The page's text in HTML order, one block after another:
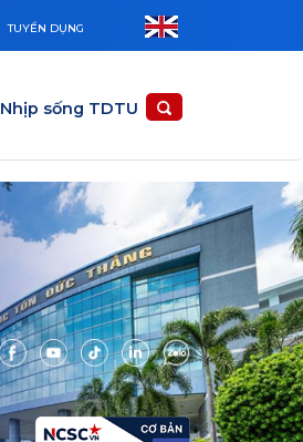
TUYỂN DỤNG
Nhịp sống TDTU